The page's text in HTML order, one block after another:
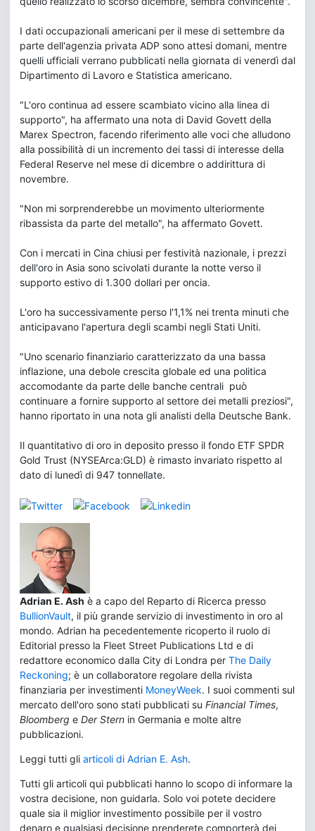
I dati occupazionali americani per il mese di settembre da
parte dell'agenzia privata ADP sono attesi domani, mentre
quelli ufficiali verrano pubblicati nella giornata di venerdì dal
Dipartimento di Lavoro e Statistica americano.
"L'oro continua ad essere scambiato vicino alla linea di
supporto", ha affermato una nota di David Govett della
Marex Spectron, facendo riferimento alle voci che alludono
alla possibilità di un incremento dei tassi di interesse della
Federal Reserve nel mese di dicembre o addirittura di
novembre.
"Non mi sorprenderebbe un movimento ulteriormente
ribassista da parte del metallo", ha affermato Govett.
Con i mercati in Cina chiusi per festività nazionale, i prezzi
dell'oro in Asia sono scivolati durante la notte verso il
supporto estivo di 1.300 dollari per oncia.
L'oro ha successivamente perso l'1,1% nei trenta minuti che
anticipavano l'apertura degli scambi negli Stati Uniti.
"Uno scenario finanziario caratterizzato da una bassa
inflazione, una debole crescita globale ed una politica
accomodante da parte delle banche centrali può
continuare a fornire supporto al settore dei metalli preziosi",
hanno riportato in una nota gli analisti della Deutsche Bank.
Il quantitativo di oro in deposito presso il fondo ETF SPDR
Gold Trust (NYSEArca:GLD) è rimasto invariato rispetto al
dato di lunedì di 947 tonnellate.
Adrian E. Ash è a capo del Reparto di Ricerca presso
BullionVault, il più grande servizio di investimento in oro al
mondo. Adrian ha pecedentemente ricoperto il ruolo di
Editorial presso la Fleet Street Publications Ltd e di
redattore economico dalla City di Londra per The Daily
Reckoning; è un collaboratore regolare della rivista
finanziaria per investimenti MoneyWeek. I suoi commenti sul
mercato dell'oro sono stati pubblicati su Financial Times,
Bloomberg e Der Stern in Germania e molte altre
pubblicazioni.
Leggi tutti gli articoli di Adrian E. Ash.
Tutti gli articoli qui pubblicati hanno lo scopo di informare la
vostra decisione, non guidarla. Solo voi potete decidere
quale sia il miglior investimento possibile per il vostro
denaro e qualsiasi decisione prenderete comporterà dei